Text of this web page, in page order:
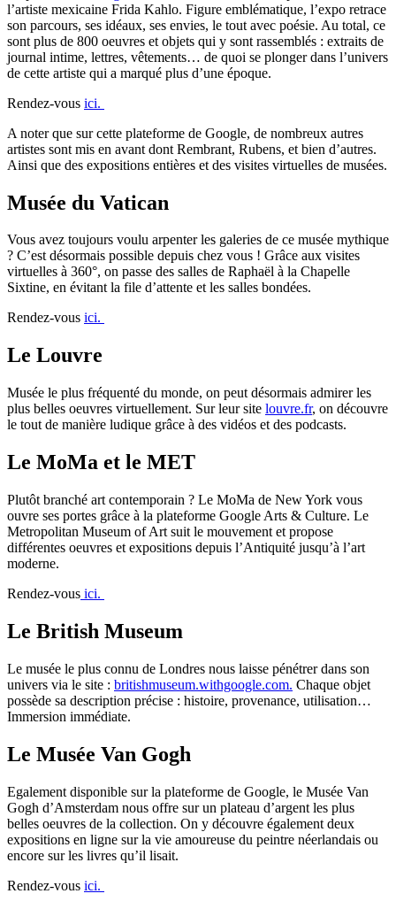
l’artiste mexicaine Frida Kahlo. Figure emblématique, l’expo retrace
son parcours, ses idéaux, ses envies, le tout avec poésie. Au total, ce
sont plus de 800 oeuvres et objets qui y sont rassemblés : extraits de
journal intime, lettres, vêtements… de quoi se plonger dans l’univers
de cette artiste qui a marqué plus d’une époque.
Rendez-vous ici.
A noter que sur cette plateforme de Google, de nombreux autres
artistes sont mis en avant dont Rembrant, Rubens, et bien d’autres.
Ainsi que des expositions entières et des visites virtuelles de musées.
Musée du Vatican
Vous avez toujours voulu arpenter les galeries de ce musée mythique
? C’est désormais possible depuis chez vous ! Grâce aux visites
virtuelles à 360°, on passe des salles de Raphaël à la Chapelle
Sixtine, en évitant la file d’attente et les salles bondées.
Rendez-vous ici.
Le Louvre
Musée le plus fréquenté du monde, on peut désormais admirer les
plus belles oeuvres virtuellement. Sur leur site louvre.fr, on découvre
le tout de manière ludique grâce à des vidéos et des podcasts.
Le MoMa et le MET
Plutôt branché art contemporain ? Le MoMa de New York vous
ouvre ses portes grâce à la plateforme Google Arts & Culture. Le
Metropolitan Museum of Art suit le mouvement et propose
différentes oeuvres et expositions depuis l’Antiquité jusqu’à l’art
moderne.
Rendez-vous ici.
Le British Museum
Le musée le plus connu de Londres nous laisse pénétrer dans son
univers via le site : britishmuseum.withgoogle.com. Chaque objet
possède sa description précise : histoire, provenance, utilisation…
Immersion immédiate.
Le Musée Van Gogh
Egalement disponible sur la plateforme de Google, le Musée Van
Gogh d’Amsterdam nous offre sur un plateau d’argent les plus
belles oeuvres de la collection. On y découvre également deux
expositions en ligne sur la vie amoureuse du peintre néerlandais ou
encore sur les livres qu’il lisait.
Rendez-vous ici.